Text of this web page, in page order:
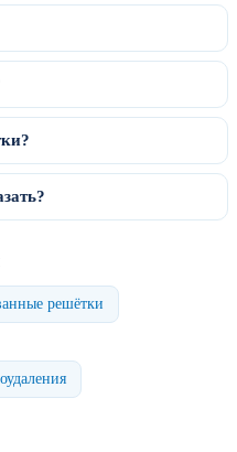
решётки